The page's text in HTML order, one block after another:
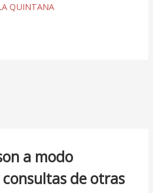
a modo
de otras
QUINTANA